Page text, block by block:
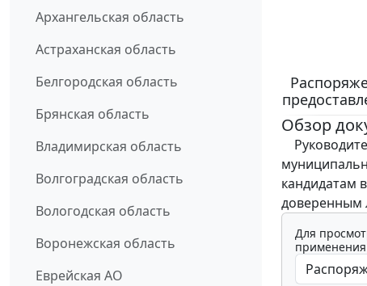
Архангельская область
Астраханская область
Белгородская область
Брянская область
Владимирская область
Волгоградская область
Вологодская область
Воронежская область
Еврейская АО
Обзор
кандидатам
доверенным
Для
применения